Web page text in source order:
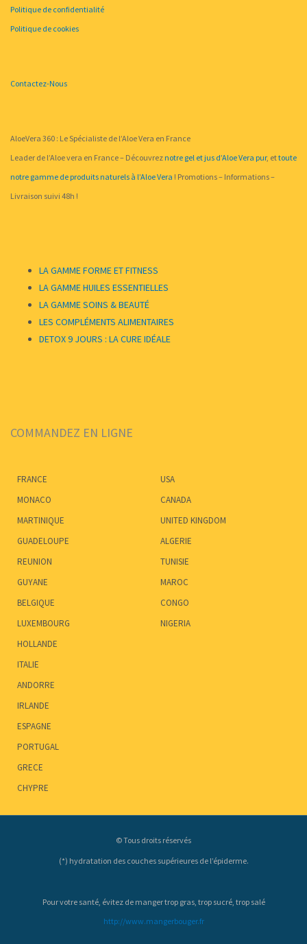
Politique de confidentialité
Politique de cookies
Contactez-Nous
AloeVera 360 : Le Spécialiste de l’Aloe Vera en France
Leader de l’Aloe vera en France – Découvreznotre gel et jus d’Aloe Vera pur, ettoute
notre gamme de produits naturels à l’Aloe Vera ! Promotions – Informations –
Livraison suivi 48h !
LA GAMME FORME ET FITNESS
LA GAMME HUILES ESSENTIELLES
LA GAMME SOINS & BEAUTÉ
LES COMPLÉMENTS ALIMENTAIRES
DETOX 9 JOURS : LA CURE IDÉALE
COMMANDEZ EN LIGNE
FRANCE
MONACO
MARTINIQUE
GUADELOUPE
REUNION
GUYANE
BELGIQUE
LUXEMBOURG
HOLLANDE
ITALIE
ANDORRE
IRLANDE
ESPAGNE
PORTUGAL
GRECE
CHYPRE
USA
CANADA
UNITED KINGDOM
ALGERIE
TUNISIE
MAROC
CONGO
NIGERIA
© Tous droits réservés
(*) hydratation des couches supérieures de l’épiderme.
Pour votre santé, évitez de manger trop gras, trop sucré, trop salé
http://www.mangerbouger.fr